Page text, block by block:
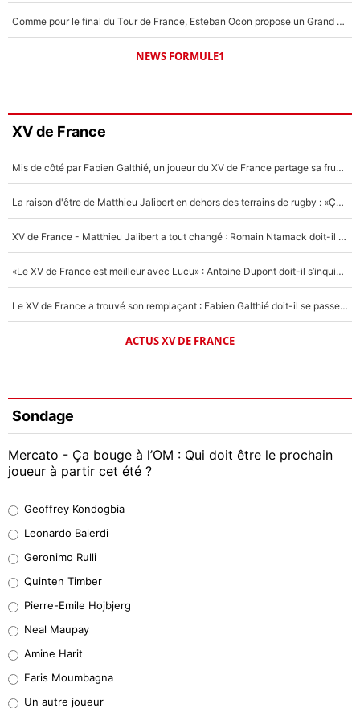
Comme pour le final du Tour de France, Esteban Ocon propose un Grand Prix de Formule 1 à Paris : «Autour de l’Arc de Triomphe, ce serait génial» !
NEWS FORMULE1
XV de France
Mis de côté par Fabien Galthié, un joueur du XV de France partage sa frustration : «ils ne me l’ont pas dit tout de suite»
La raison d'être de Matthieu Jalibert en dehors des terrains de rugby : «Ça m'atteint autant que si tu touches à un membre de ma famille»
XV de France - Matthieu Jalibert a tout changé : Romain Ntamack doit-il s’inquiéter pour sa place à un an de la Coupe du monde ?
«Le XV de France est meilleur avec Lucu» : Antoine Dupont doit-il s’inquiéter pour sa place ?
Le XV de France a trouvé son remplaçant : Fabien Galthié doit-il se passer d'Antoine Dupont ?
ACTUS XV DE FRANCE
Sondage
Mercato - Ça bouge à l’OM : Qui doit être le prochain
joueur à partir cet été ?
38%
32%
5%
1%
Geoffrey Kondogbia
Leonardo Balerdi
Geronimo Rulli
Quinten Timber
Pierre-Emile Hojbjerg
Neal Maupay
Amine Harit
Faris Moumbagna
Un autre joueur